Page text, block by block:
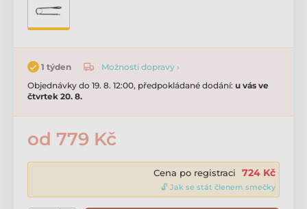
1 týden
Možnosti dopravy ›
Objednávky do 19. 8. 12:00, předpokládané dodání: u vás ve
čtvrtek 20. 8.
od 779 Kč
Cena po registraci 724 Kč
🔓 Jak se stát členem smečky